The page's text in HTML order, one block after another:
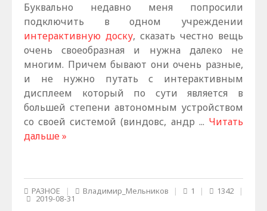
Буквально недавно меня попросили
подключить в одном учреждении
интерактивную доску, сказать честно вещь
очень своеобразная и нужна далеко не
многим. Причем бывают они очень разные,
и не нужно путать с интерактивным
дисплеем который по сути является в
большей степени автономным устройством
со своей системой (виндовс, андр ... Читать
дальше »
РАЗНОЕ | Владимир_Мельников | 1 | 1342 |
2019-08-31